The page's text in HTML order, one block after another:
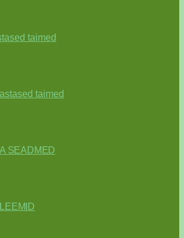
taimed
taimed
SEADMED